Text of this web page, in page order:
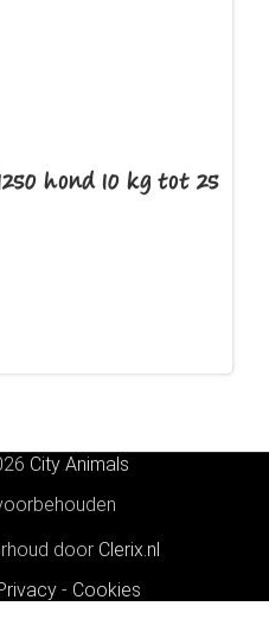
hond 10 kg tot 25
City Animals
door Clerix.nl
- Cookies